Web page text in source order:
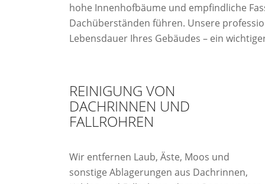
hohe Innenhofbäume und empfindliche
Dachüberständen führen. Unsere
Lebensdauer Ihres Gebäudes – ein
REINIGUNG VON
DACHRINNEN UND
FALLROHREN
Wir entfernen Laub, Äste, Moos und
sonstige Ablagerungen aus Dachrinnen,